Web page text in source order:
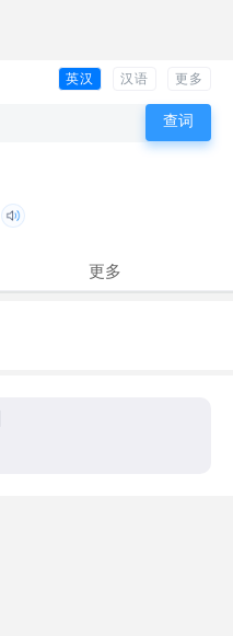
英汉 汉语 更多
更多